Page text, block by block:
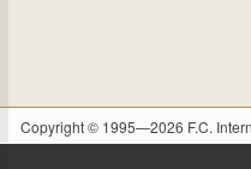
Copyright © 1995—2026 F.C.